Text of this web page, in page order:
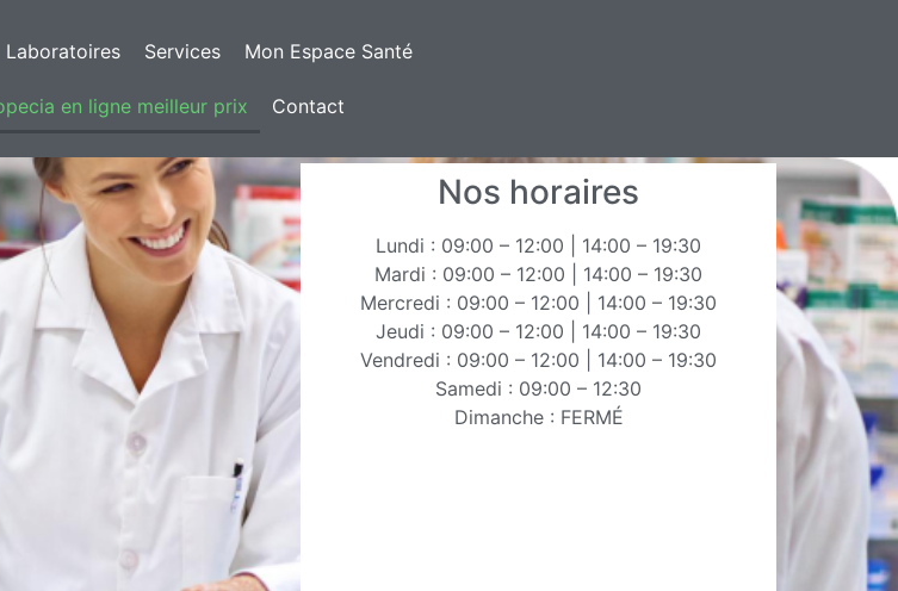
Laboratoires Services Mon Espace Santé
en ligne meilleur prix Contact
Nos horaires
Lundi : 09:00 – 12:00 | 14:00 – 19:30
Mardi : 09:00 – 12:00 | 14:00 – 19:30
Mercredi : 09:00 – 12:00 | 14:00 – 19:30
Jeudi : 09:00 – 12:00 | 14:00 – 19:30
Vendredi : 09:00 – 12:00 | 14:00 – 19:30
Samedi : 09:00 – 12:30
Dimanche : FERMÉ